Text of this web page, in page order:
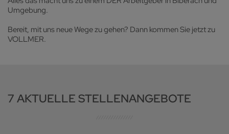
Umgebung.
Bereit, mit uns neue Wege zu gehen? Dann kommen Sie jetzt zu
VOLLMER.
7 AKTUELLE STELLENANGEBOTE